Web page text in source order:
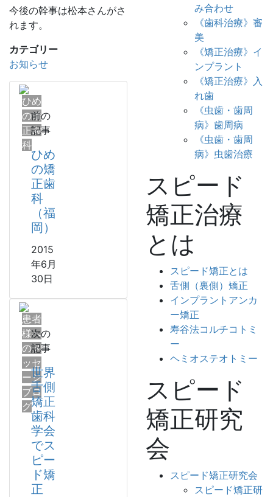
今後の幹事は松本さんがさ
れます。
カテゴリー
お知らせ
ひめ
の矯
正歯
科
前の
記事
ひめ
の矯
正歯
科
（福
岡）
2015
年6月
30日
患者
様へ
のメ
ッセ
ージ
ブロ
グ
次の
記事
世界
舌側
矯正
歯科
学会
でス
ピー
ド矯
正
み合わせ
《歯科治療》審
美
《矯正治療》イ
ンプラント
《矯正治療》入
れ歯
《虫歯・歯周
病》歯周病
《虫歯・歯周
病》虫歯治療
スピード
矯正治療
とは
スピード矯正とは
舌側（裏側）矯正
インプラントアンカ
ー矯正
寿谷法コルチコトミ
ー
ヘミオステオトミー
スピード
矯正研究
会
スピード矯正研究会
スピード矯正研